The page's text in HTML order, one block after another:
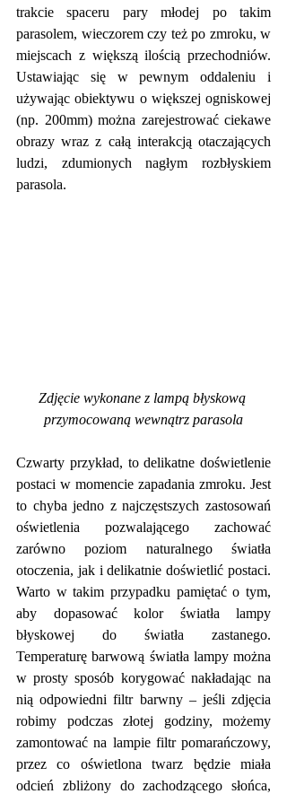
trakcie spaceru pary młodej po takim
parasolem, wieczorem czy też po zmroku, w
miejscach z większą ilością przechodniów.
Ustawiając się w pewnym oddaleniu i
używając obiektywu o większej ogniskowej
(np. 200mm) można zarejestrować ciekawe
obrazy wraz z całą interakcją otaczających
ludzi, zdumionych nagłym rozbłyskiem
parasola.
Zdjęcie wykonane z lampą błyskową
przymocowaną wewnątrz parasola
Czwarty przykład, to delikatne doświetlenie
postaci w momencie zapadania zmroku. Jest
to chyba jedno z najczęstszych zastosowań
oświetlenia pozwalającego zachować
zarówno poziom naturalnego światła
otoczenia, jak i delikatnie doświetlić postaci.
Warto w takim przypadku pamiętać o tym,
aby dopasować kolor światła lampy
błyskowej do światła zastanego.
Temperaturę barwową światła lampy można
w prosty sposób korygować nakładając na
nią odpowiedni filtr barwny – jeśli zdjęcia
robimy podczas złotej godziny, możemy
zamontować na lampie filtr pomarańczowy,
przez co oświetlona twarz będzie miała
odcień zbliżony do zachodzącego słońca,